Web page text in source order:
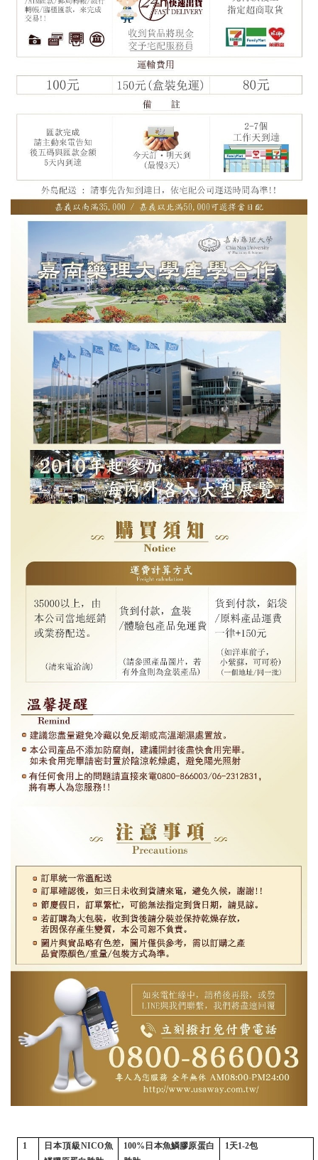
1 日本頂級NICO魚
100% 日本魚鱗膠原蛋白
1天1-2包